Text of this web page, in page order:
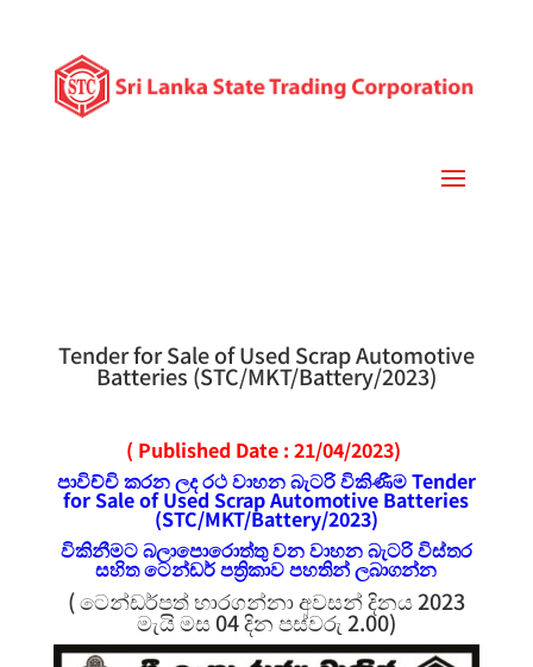
Tender for Sale of Used Scrap Automotive
Batteries (STC/MKT/Battery/2023)
( Published Date : 21/04/2023)
පාවිච්චි කරන ලද රථ වාහන බැටරි විකිණීම Tender
for Sale of Used Scrap Automotive Batteries
(STC/MKT/Battery/2023)
විකිනීමට බලාපොරොත්තු වන වාහන බැටරි විස්තර
සහිත ටෙන්ඩර් පත්‍රිකාව පහතින් ලබාගන්න
( ටෙන්ඩර්පත් භාරගන්නා අවසන් දිනය 2023
මැයි මස 04 දින පස්වරු 2.00)